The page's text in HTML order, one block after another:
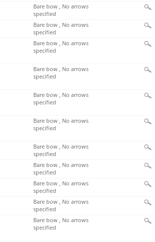
Bare bow , No arrows
specified
Bare bow , No arrows
specified
Bare bow , No arrows
specified
Bare bow , No arrows
specified
Bare bow , No arrows
specified
Bare bow , No arrows
specified
Bare bow , No arrows
specified
Bare bow , No arrows
specified
Bare bow , No arrows
specified
Bare bow , No arrows
specified
Bare bow , No arrows
specified